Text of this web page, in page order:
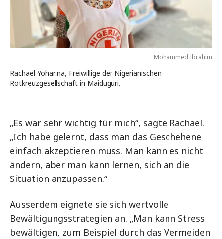
Mohammed Ibrahim
Rachael Yohanna, Freiwillige der Nigerianischen
Rotkreuzgesellschaft in Maiduguri.
„Es war sehr wichtig für mich“, sagte Rachael.
„Ich habe gelernt, dass man das Geschehene
einfach akzeptieren muss. Man kann es nicht
ändern, aber man kann lernen, sich an die
Situation anzupassen.“
Ausserdem eignete sie sich wertvolle
Bewältigungsstrategien an. „Man kann Stress
bewältigen, zum Beispiel durch das Vermeiden